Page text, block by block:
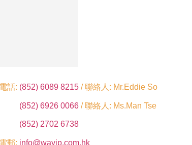
電話: (852) 6089 8215 / 聯絡人: Mr.Eddie So
(852) 6926 0066/ 聯絡人: Ms.Man Tse
(852) 2702 6738
電郵: info@wayip.com.hk